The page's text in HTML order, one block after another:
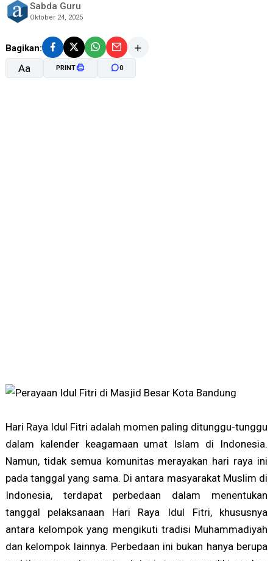
Sabda Guru
Oktober 24, 2025
Bagikan:
Aa PRINT 0
Hari Raya Idul Fitri adalah momen paling ditunggu-tunggu
dalam kalender keagamaan umat Islam di Indonesia.
Namun, tidak semua komunitas merayakan hari raya ini
pada tanggal yang sama. Di antara masyarakat Muslim di
Indonesia, terdapat perbedaan dalam menentukan
tanggal pelaksanaan Hari Raya Idul Fitri, khususnya
antara kelompok yang mengikuti tradisi Muhammadiyah
dan kelompok lainnya. Perbedaan ini bukan hanya berupa